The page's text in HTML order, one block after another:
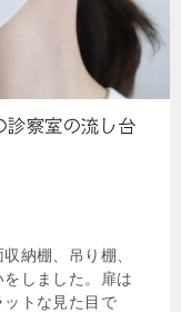
診察室の流し台
納棚、吊り棚、
しました。扉は
トな見た目で